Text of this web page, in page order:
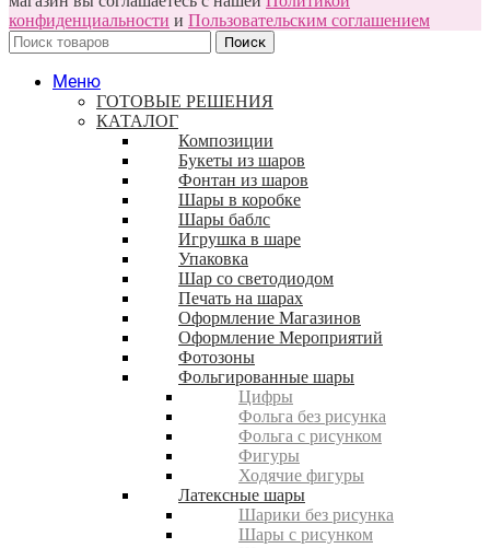
конфиденциальности и Пользовательским соглашением
Поиск
Меню
ГОТОВЫЕ РЕШЕНИЯ
КАТАЛОГ
Композиции
Букеты из шаров
Фонтан из шаров
Шары в коробке
Шары баблс
Игрушка в шаре
Упаковка
Шар со светодиодом
Печать на шарах
Оформление Магазинов
Оформление Мероприятий
Фотозоны
Фольгированные шары
Цифры
Фольга без рисунка
Фольга с рисунком
Фигуры
Ходячие фигуры
Латексные шары
Шарики без рисунка
Шары с рисунком